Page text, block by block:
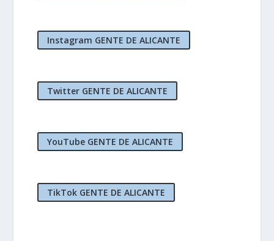
Instagram GENTE DE ALICANTE
Twitter GENTE DE ALICANTE
YouTube GENTE DE ALICANTE
TikTok GENTE DE ALICANTE